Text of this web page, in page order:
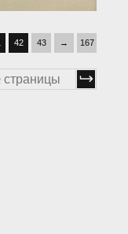
42 43 → 167